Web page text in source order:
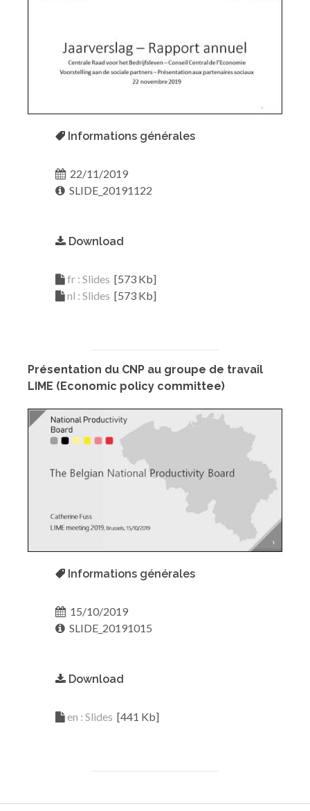
Informations générales
22/11/2019
SLIDE_20191122
Download
fr : Slides [573 Kb]
nl : Slides [573 Kb]
Présentation du CNP au groupe de travail
LIME (Economic policy committee)
Informations générales
15/10/2019
SLIDE_20191015
Download
en : Slides [441 Kb]